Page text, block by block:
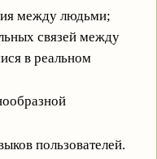
между людьми;
связей между
в реальном
пользователей.